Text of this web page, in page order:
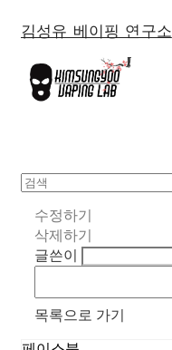
김성유 베이핑 연구소
수정하기
삭제하기
글쓴이
목록으로 가기